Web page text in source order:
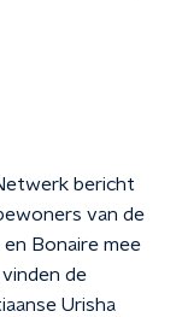
bericht
van de
Bonaire mee
de
Urisha